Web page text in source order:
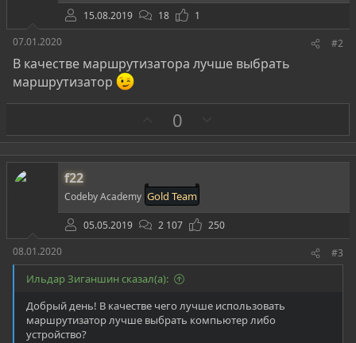
15.08.2019 18
1
07.01.2020
#2
В качестве маршрутизатора лучше выбрать
маршрутизатор
а
0
р
о
f22
Codeby Academy Gold Team
05.05.2019 2 107
250
08.01.2020
#3
Ильдар Зиганшин сказал(а):
Добрый день! В качестве чего лучше использовать
маршрутизатор лучше выбрать компьютер либо
устройство?